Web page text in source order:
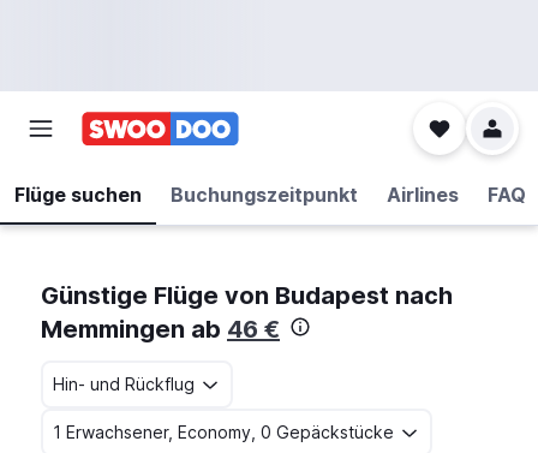
Flüge suchen Buchungszeitpunkt Airlines FAQ
Günstige Flüge von Budapest nach
Memmingen ab 46 €
Hin- und Rückflug
1 Erwachsener, Economy, 0 Gepäckstücke